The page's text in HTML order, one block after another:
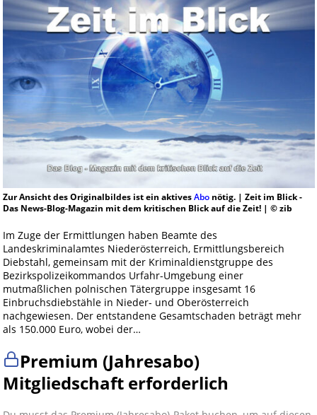
Zur Ansicht des Originalbildes ist ein aktivesAbonötig. | Zeit im Blick -
Das News-Blog-Magazin mit dem kritischen Blick auf die Zeit! | © zib
Im Zuge der Ermittlungen haben Beamte des
Landeskriminalamtes Niederösterreich, Ermittlungsbereich
Diebstahl, gemeinsam mit der Kriminaldienstgruppe des
Bezirkspolizeikommandos Urfahr-Umgebung einer
mutmaßlichen polnischen Tätergruppe insgesamt 16
Einbruchsdiebstähle in Nieder- und Oberösterreich
nachgewiesen. Der entstandene Gesamtschaden beträgt mehr
als 150.000 Euro, wobei der…
Premium (Jahresabo)
Mitgliedschaft erforderlich